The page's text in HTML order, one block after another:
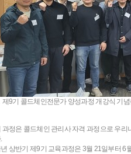
9기 콜드체인전문가 양성과정 개강식 기념
과정은 콜드체인 관리사 자격 과정으로 우
년 상반기 제9기 교육과정은 3월 21일부터